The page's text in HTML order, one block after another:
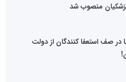
منصوب شد
در صف استعفا کنندگان از دولت